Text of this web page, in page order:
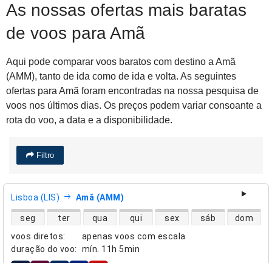
As nossas ofertas mais baratas
de voos para Amã
Aqui pode comparar voos baratos com destino a Amã
(AMM), tanto de ida como de ida e volta. As seguintes
ofertas para Amã foram encontradas na nossa pesquisa de
voos nos últimos dias. Os preços podem variar consoante a
rota do voo, a data e a disponibilidade.
Filtro
Lisboa (LIS) Amã (AMM)
voos diretos:
apenas voos com escala
duração do voo: mín. 11h 5min
disponibilidade de voos diretos
seg ter qua qui sex sáb dom